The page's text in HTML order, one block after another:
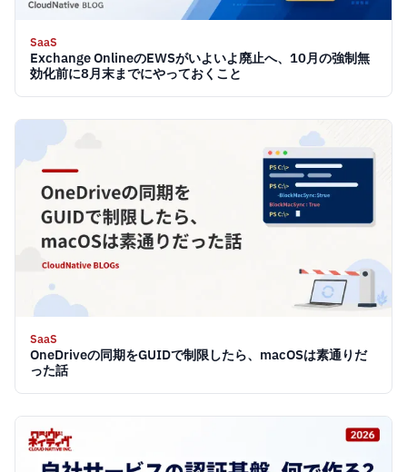
SaaS
Exchange OnlineのEWSがいよいよ廃止へ、10月の強制無
効化前に8月末までにやっておくこと
SaaS
OneDriveの同期をGUIDで制限したら、macOSは素通りだ
った話